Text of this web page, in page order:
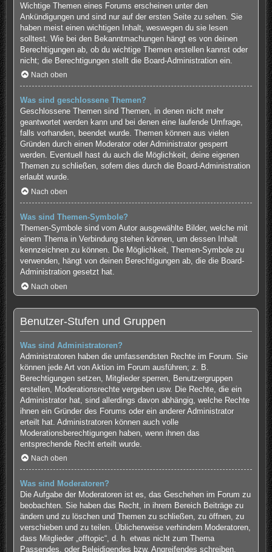
Wichtige Themen eines Forums erscheinen unter den
Ankündigungen und sind nur auf der ersten Seite zu sehen. Sie
haben meist einen wichtigen Inhalt, weswegen du sie lesen
solltest. Wie bei den Bekanntmachungen hängt es von deinen
Berechtigungen ab, ob du wichtige Themen erstellen kannst oder
nicht; die Berechtigungen stellt die Board-Administration ein.
Nach oben
Was sind geschlossene Themen?
Geschlossene Themen sind Themen, in denen nicht mehr
geantwortet werden kann und bei denen eine laufende Umfrage,
falls vorhanden, beendet wurde. Themen können aus vielen
Gründen durch einen Moderator oder Administrator gesperrt
werden. Eventuell hast du auch die Möglichkeit, deine eigenen
Themen zu schließen, sofern dies durch die Board-Administration
erlaubt wurde.
Nach oben
Was sind Themen-Symbole?
Themen-Symbole sind vom Autor ausgewählte Bilder, welche mit
einem Thema in Verbindung stehen können, um dessen Inhalt
kennzeichnen zu können. Die Möglichkeit, Themen-Symbole zu
verwenden, hängt von deinen Berechtigungen ab, die die Board-
Administration gesetzt hat.
Nach oben
Benutzer-Stufen und Gruppen
Was sind Administratoren?
Administratoren haben die umfassendsten Rechte im Forum. Sie
können jede Art von Aktion im Forum ausführen; z. B.
Berechtigungen setzen, Mitglieder sperren, Benutzergruppen
erstellen, Moderationsrechte vergeben usw. Die Rechte, die ein
Administrator hat, sind allerdings davon abhängig, welche Rechte
ihnen ein Gründer des Forums oder ein anderer Administrator
erteilt hat. Administratoren können auch volle
Moderationsberechtigungen haben, wenn ihnen das
entsprechende Recht erteilt wurde.
Nach oben
Was sind Moderatoren?
Die Aufgabe der Moderatoren ist es, das Geschehen im Forum zu
beobachten. Sie haben das Recht, in ihrem Bereich Beiträge zu
ändern und zu löschen und Themen zu schließen, zu öffnen, zu
verschieben und zu teilen. Üblicherweise verhindern Moderatoren,
dass Mitglieder „offtopic“, d. h. etwas nicht zum Thema
Passendes, oder Beleidigendes bzw. Angreifendes schreiben.